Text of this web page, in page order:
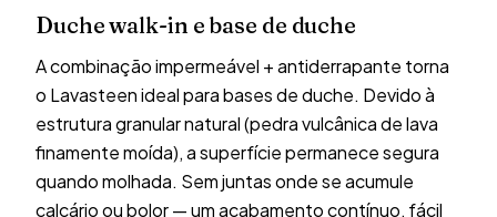
Duche walk-in e base de duche
A combinação impermeável + antiderrapante torna
o Lavasteen ideal para bases de duche. Devido à
estrutura granular natural (pedra vulcânica de lava
finamente moída), a superfície permanece segura
quando molhada. Sem juntas onde se acumule
calcário ou bolor — um acabamento contínuo, fácil